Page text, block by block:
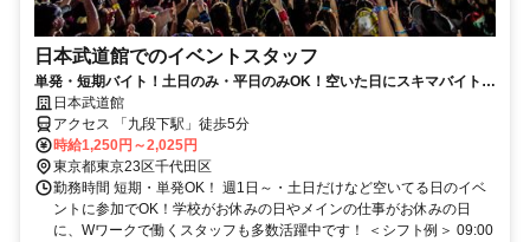
日本武道館でのイベントスタッフ
単発・短期バイト！土日のみ・平日のみOK！空いた日にスキマバイト！
未経験歓迎！髪色・髪型・ネイルOK
日本武道館
アクセス 「九段下駅」徒歩5分
時給1,250円～2,025円
東京都東京23区千代田区
勤務時間 短期・単発OK！ 週1日～・土日だけなど空いてる日のイベ
ントに参加でOK！学校がお休みの日やメインの仕事がお休みの日
に、Wワークで働くスタッフも多数活躍中です！ ＜シフト例＞ 09:00